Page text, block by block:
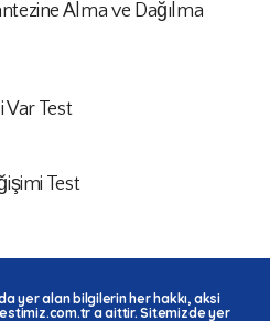
Alma ve Dağılma
Var Test
Test
yer alan bilgilerin her hakkı, aksi
a aittir. Sitemizde yer